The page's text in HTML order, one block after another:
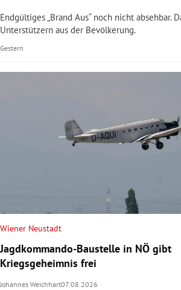
Endgültiges „Brand Aus“ noch nicht absehbar.
Unterstützern aus der Bevölkerung.
Gestern
Wiener Neustadt
Jagdkommando-Baustelle in NÖ gibt
Kriegsgeheimnis frei
Johannes Weichhart07.08.2026